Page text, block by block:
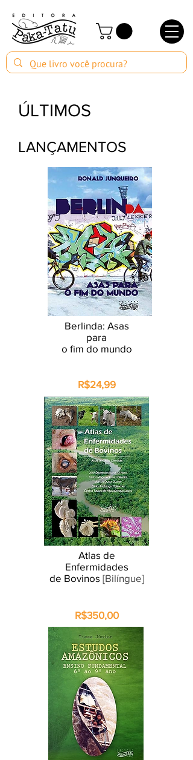
ÚLTIMOS
LANÇAMENTOS
Berlinda: Asas
para
o fim do mundo
R$24,99
Atlas de
Enfermidades
de Bovinos [Bilíngue]
R$350,00